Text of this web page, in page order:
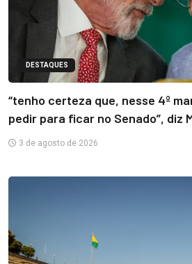
DESTAQUES
“tenho certeza que, nesse 4º
pedir para ficar no Senado”, diz
3 de agosto de 2026